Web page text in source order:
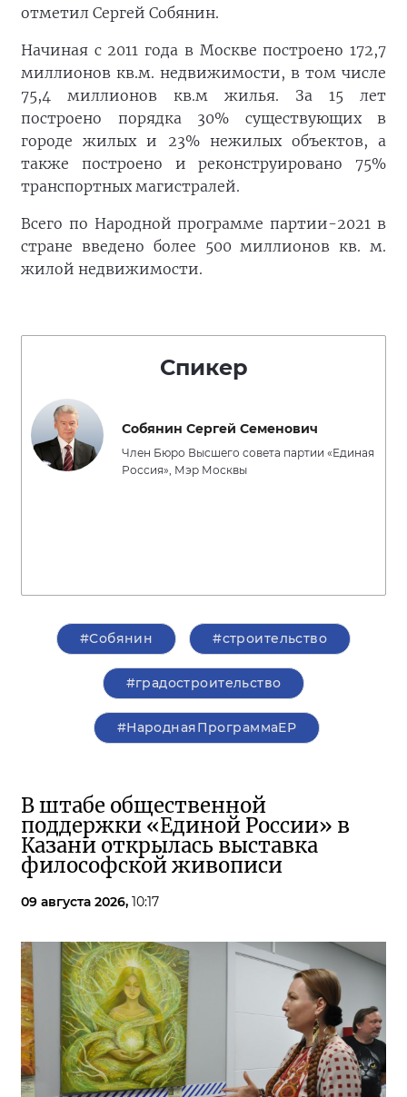
отметил Сергей Собянин.
Начиная с 2011 года в Москве построено 172,7
миллионов кв.м. недвижимости, в том числе
75,4 миллионов кв.м жилья. За 15 лет
построено порядка 30% существующих в
городе жилых и 23% нежилых объектов, а
также построено и реконструировано 75%
транспортных магистралей.
Всего по Народной программе партии-2021 в
стране введено более 500 миллионов кв. м.
жилой недвижимости.
Спикер
Собянин Сергей Семенович
Член Бюро Высшего совета партии «Единая
Россия», Мэр Москвы
#Собянин #строительство
#градостроительство
#НароднаяПрограммаЕР
В штабе общественной
поддержки «Единой России» в
Казани открылась выставка
философской живописи
09 августа 2026, 10:17